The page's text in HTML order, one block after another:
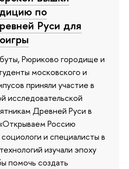
по
Руси для
Рюриково городище и
московского и
приняли участие в
исследовательской
Древней Руси в
Россию
и специалисты в
изучали эпоху
помочь создать